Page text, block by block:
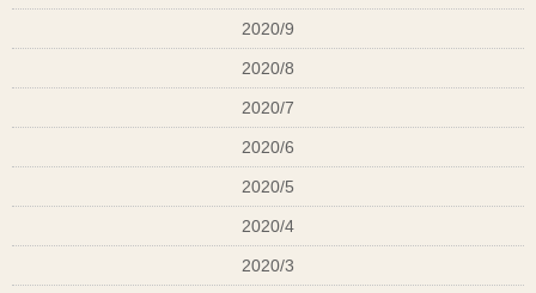
2020/9
2020/8
2020/7
2020/6
2020/5
2020/4
2020/3